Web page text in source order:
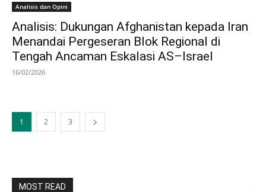
Analisis dan Opini
Analisis: Dukungan Afghanistan kepada Iran
Menandai Pergeseran Blok Regional di
Tengah Ancaman Eskalasi AS–Israel
16/02/2026
1 2 3
MOST READ